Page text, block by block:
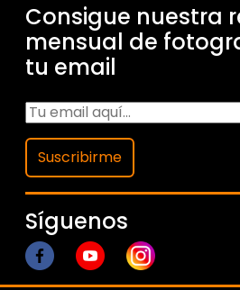
Consigue nuestra
mensual de
tu email
Suscribirme
Síguenos